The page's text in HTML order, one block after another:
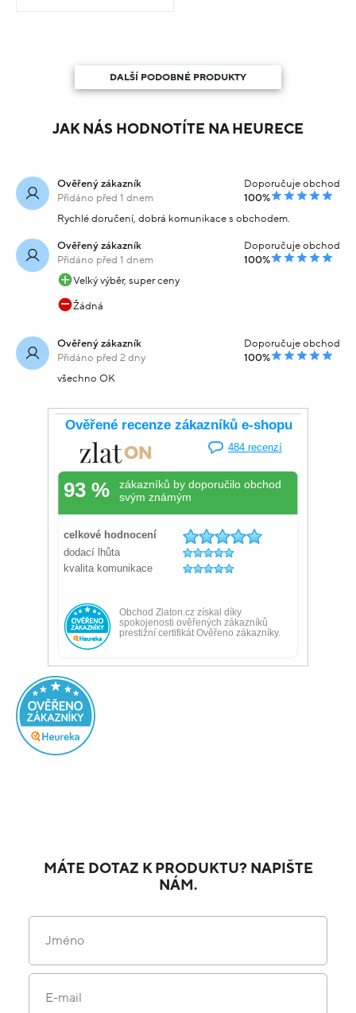
DALŠÍ PODOBNÉ PRODUKTY
JAK NÁS HODNOTÍTE NA HEURECE
Ověřený zákazník
Přidáno před 1 dnem
Doporučuje obchod
100%
Rychlé doručení, dobrá komunikace s obchodem.
Ověřený zákazník
Přidáno před 1 dnem
Doporučuje obchod
100%
Velký výběr, super ceny
Žádná
Ověřený zákazník
Přidáno před 2 dny
Doporučuje obchod
100%
všechno OK
MÁTE DOTAZ K PRODUKTU? NAPIŠTE
NÁM.
Jméno
E-mail